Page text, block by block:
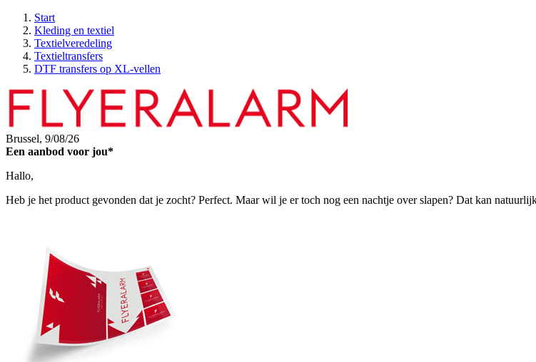
Start
Kleding en textiel
Textielveredeling
Textieltransfers
DTF transfers op XL-vellen
Brussel, 9/08/26
Een aanbod voor jou*
Hallo,
Heb je het product gevonden dat je zocht? Perfect. Maar wil je er toch nog een nachtje over slapen? Dat kan